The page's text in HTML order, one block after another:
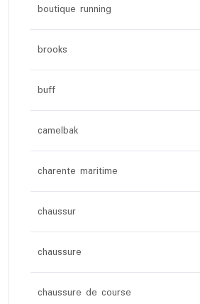
boutique running
brooks
buff
camelbak
charente maritime
chaussur
chaussure
chaussure de course